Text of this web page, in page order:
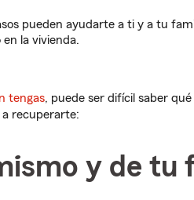
pueden ayudarte a ti y a tu
en la vivienda.
tengas, puede ser difícil saber
a recuperarte:
y de tu